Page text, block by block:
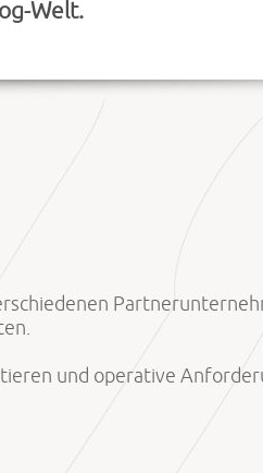
Welt.
und operative